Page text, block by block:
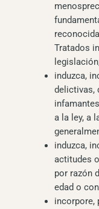
Tratados
induzca,
delictivas,
a la ley, a
induzca,
actitudes
por razón
edad o
incorpore,